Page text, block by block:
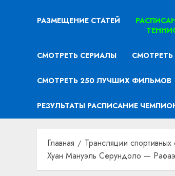
РАЗМЕЩЕНИЕ СТАТЕЙ
СМОТРЕТЬ СЕРИАЛЫ
СМОТРЕТЬ 250 ЛУЧШИХ ФИЛЬМОВ
РЕЗУЛЬТАТЫ РАСПИСАНИЕ
Главная Трансляции спортивных
Хуан Мануэль Серундоло —